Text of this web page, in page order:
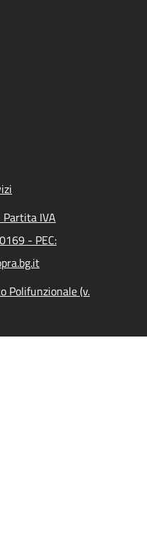
Partita IVA
- PEC:
Polifunzionale (v.